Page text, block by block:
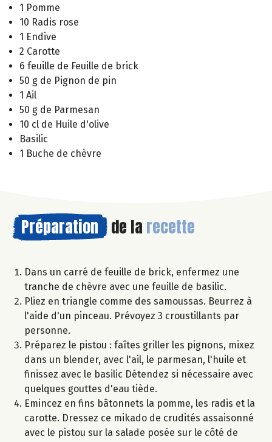
1 Pomme
10 Radis rose
1 Endive
2 Carotte
6 feuille de Feuille de brick
50 g de Pignon de pin
1 Ail
50 g de Parmesan
10 cl de Huile d'olive
Basilic
1 Buche de chèvre
Préparation de la recette
Dans un carré de feuille de brick, enfermez une
tranche de chèvre avec une feuille de basilic.
Pliez en triangle comme des samoussas. Beurrez à
l'aide d'un pinceau. Prévoyez 3 croustillants par
personne.
Préparez le pistou : faîtes griller les pignons, mixez
dans un blender, avec l'ail, le parmesan, l'huile et
finissez avec le basilic Détendez si nécessaire avec
quelques gouttes d'eau tiède.
Emincez en fins bâtonnets la pomme, les radis et la
carotte. Dressez ce mikado de crudités assaisonné
avec le pistou sur la salade posée sur le côté de